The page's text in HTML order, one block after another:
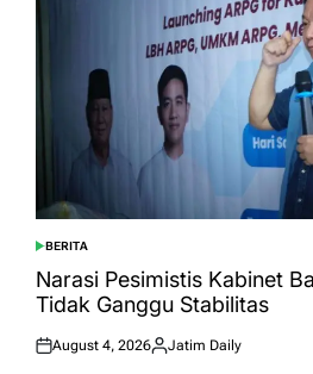
POSTED
IN
BERITA
Narasi Pesimistis Kabinet
Tidak Ganggu Stabilitas
Posted
August 4, 2026
Posted
Jatim Daily